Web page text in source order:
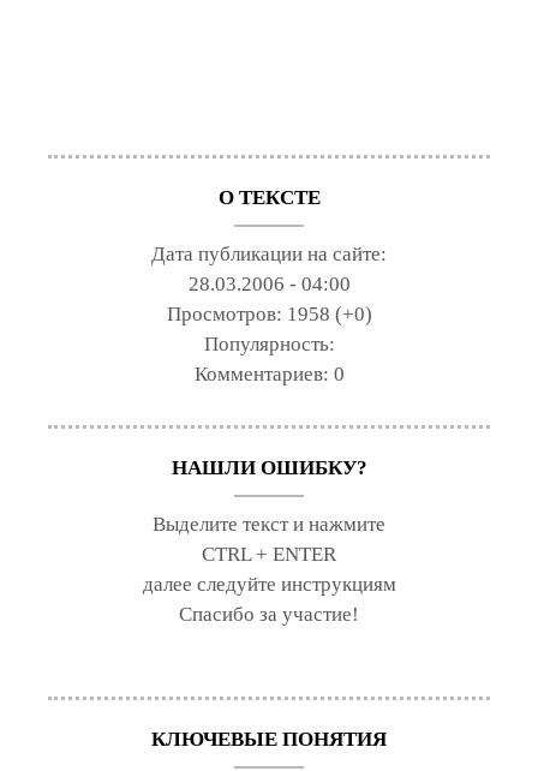
О ТЕКСТЕ
Дата публикации на сайте:
28.03.2006 - 04:00
Просмотров: 1958 (+0)
Популярность:
Комментариев: 0
НАШЛИ ОШИБКУ?
Выделите текст и нажмите
CTRL + ENTER
далее следуйте инструкциям
Спасибо за участие!
КЛЮЧЕВЫЕ ПОНЯТИЯ